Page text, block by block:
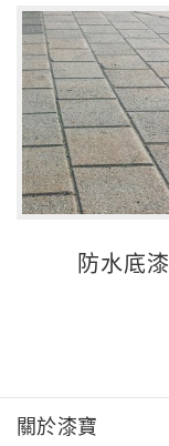
防水底漆
關於漆寶